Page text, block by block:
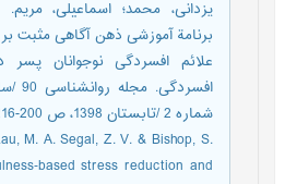
برنامة آموزشی ذهن آگاهی مثبت
علائم افسردگی نوجوانان پسر
شماره 2 /تابستان 1398، ص 200-216
M. A. Segal, Z. V. & Bishop, S.
stress reduction and